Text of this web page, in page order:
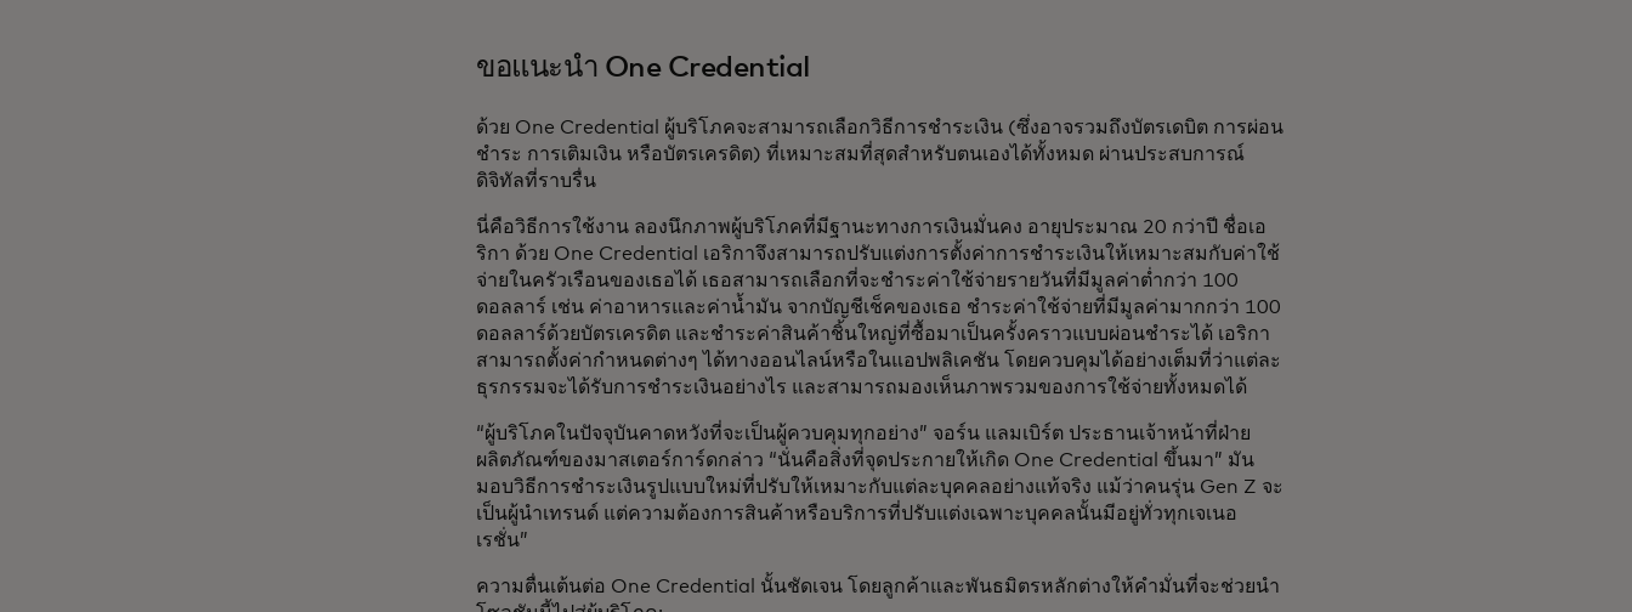
ขอแนะนำ One Credential
ด้วย One Credential ผู้บริโภคจะสามารถเลือกวิธีการชำระเงิน (ซึ่งอาจรวมถึงบัตรเดบิต การผ่อน
ชำระ การเติมเงิน หรือบัตรเครดิต) ที่เหมาะสมที่สุดสำหรับตนเองได้ทั้งหมด ผ่านประสบการณ์
ดิจิทัลที่ราบรื่น
นี่คือวิธีการใช้งาน ลองนึกภาพผู้บริโภคที่มีฐานะทางการเงินมั่นคง อายุประมาณ 20 กว่าปี ชื่อเอ
ริกา ด้วย One Credential เอริกาจึงสามารถปรับแต่งการตั้งค่าการชำระเงินให้เหมาะสมกับค่าใช้
จ่ายในครัวเรือนของเธอได้ เธอสามารถเลือกที่จะชำระค่าใช้จ่ายรายวันที่มีมูลค่าต่ำกว่า 100
ดอลลาร์ เช่น ค่าอาหารและค่าน้ำมัน จากบัญชีเช็คของเธอ ชำระค่าใช้จ่ายที่มีมูลค่ามากกว่า 100
ดอลลาร์ด้วยบัตรเครดิต และชำระค่าสินค้าชิ้นใหญ่ที่ซื้อมาเป็นครั้งคราวแบบผ่อนชำระได้ เอริกา
สามารถตั้งค่ากำหนดต่างๆ ได้ทางออนไลน์หรือในแอปพลิเคชัน โดยควบคุมได้อย่างเต็มที่ว่าแต่ละ
ธุรกรรมจะได้รับการชำระเงินอย่างไร และสามารถมองเห็นภาพรวมของการใช้จ่ายทั้งหมดได้
“ผู้บริโภคในปัจจุบันคาดหวังที่จะเป็นผู้ควบคุมทุกอย่าง” จอร์น แลมเบิร์ต ประธานเจ้าหน้าที่ฝ่าย
ผลิตภัณฑ์ของมาสเตอร์การ์ดกล่าว “นั่นคือสิ่งที่จุดประกายให้เกิด One Credential ขึ้นมา” มัน
มอบวิธีการชำระเงินรูปแบบใหม่ที่ปรับให้เหมาะกับแต่ละบุคคลอย่างแท้จริง แม้ว่าคนรุ่น Gen Z จะ
เป็นผู้นำเทรนด์ แต่ความต้องการสินค้าหรือบริการที่ปรับแต่งเฉพาะบุคคลนั้นมีอยู่ทั่วทุกเจเนอ
เรชั่น”
ความตื่นเต้นต่อ One Credential นั้นชัดเจน โดยลูกค้าและพันธมิตรหลักต่างให้คำมั่นที่จะช่วยนำ